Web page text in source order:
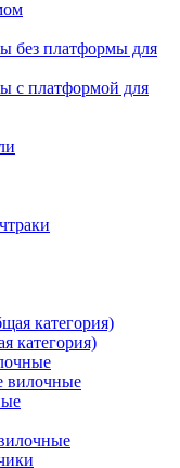
без платформы для
с платформой для
категория)
вилочные